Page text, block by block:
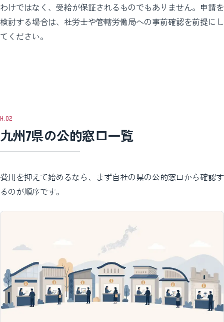
わけではなく、受給が保証されるものでもありません。申請を
検討する場合は、社労士や管轄労働局への事前確認を前提にし
てください。
九州7県の公的窓口一覧
費用を抑えて始めるなら、まず自社の県の公的窓口から確認す
るのが順序です。